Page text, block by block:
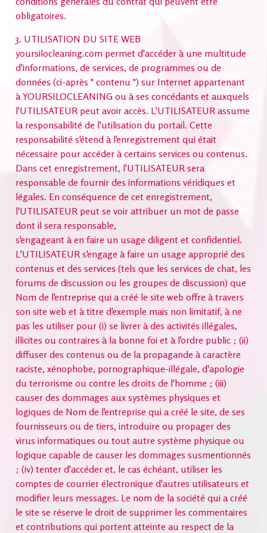
obligatoires.
3. UTILISATION DU SITE WEB
yoursilocleaning.com permet d'accéder à une multitude
d'informations, de services, de programmes ou de
données (ci-après " contenu ") sur Internet appartenant
à YOURSILOCLEANING ou à ses concédants et auxquels
l'UTILISATEUR peut avoir accès. L'UTILISATEUR assume
la responsabilité de l'utilisation du portail. Cette
responsabilité s'étend à l'enregistrement qui était
nécessaire pour accéder à certains services ou contenus.
Dans cet enregistrement, l'UTILISATEUR sera
responsable de fournir des informations véridiques et
légales. En conséquence de cet enregistrement,
l'UTILISATEUR peut se voir attribuer un mot de passe
dont il sera responsable,
s'engageant à en faire un usage diligent et confidentiel.
L'UTILISATEUR s'engage à faire un usage approprié des
contenus et des services (tels que les services de chat, les
forums de discussion ou les groupes de discussion) que
Nom de l'entreprise qui a créé le site web offre à travers
son site web et à titre d'exemple mais non limitatif, à ne
pas les utiliser pour (i) se livrer à des activités illégales,
illicites ou contraires à la bonne foi et à l'ordre public ; (ii)
diffuser des contenus ou de la propagande à caractère
raciste, xénophobe, pornographique-illégale, d'apologie
du terrorisme ou contre les droits de l'homme ; (iii)
causer des dommages aux systèmes physiques et
logiques de Nom de l'entreprise qui a créé le site, de ses
fournisseurs ou de tiers, introduire ou propager des
virus informatiques ou tout autre système physique ou
logique capable de causer les dommages susmentionnés
; (iv) tenter d'accéder et, le cas échéant, utiliser les
comptes de courrier électronique d'autres utilisateurs et
modifier leurs messages. Le nom de la société qui a créé
le site se réserve le droit de supprimer les commentaires
et contributions qui portent atteinte au respect de la